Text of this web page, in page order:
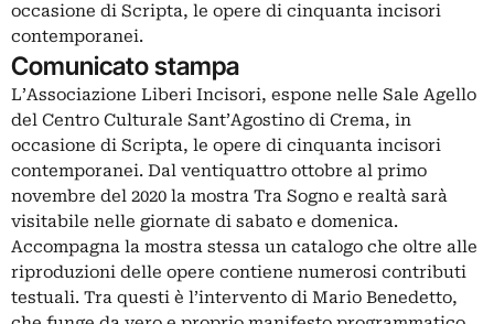
occasione di Scripta, le opere di cinquanta incisori
contemporanei.
Comunicato stampa
L’Associazione Liberi Incisori, espone nelle Sale Agello
del Centro Culturale Sant’Agostino di Crema, in
occasione di Scripta, le opere di cinquanta incisori
contemporanei. Dal ventiquattro ottobre al primo
novembre del 2020 la mostra Tra Sogno e realtà sarà
visitabile nelle giornate di sabato e domenica.
Accompagna la mostra stessa un catalogo che oltre alle
riproduzioni delle opere contiene numerosi contributi
testuali. Tra questi è l’intervento di Mario Benedetto,